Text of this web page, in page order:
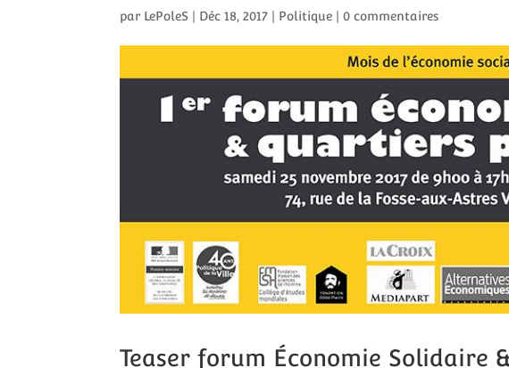
par LePoleS Déc 18, 2017 Politique |0 commentaires
Teaser forum Économie Solidaire